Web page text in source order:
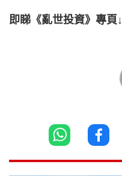
即睇《亂世投資》專頁↓